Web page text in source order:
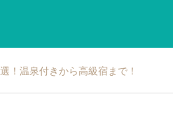
！温泉付きから高級宿まで！